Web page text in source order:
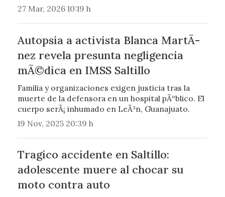
27 Mar, 2026 10:19 h
Autopsia a activista Blanca MartÃ­
nez revela presunta negligencia
mÃ©dica en IMSS Saltillo
Familia y organizaciones exigen justicia tras la
muerte de la defensora en un hospital pÃºblico. El
cuerpo serÃ¡ inhumado en LeÃ³n, Guanajuato.
19 Nov, 2025 20:39 h
Tragico accidente en Saltillo:
adolescente muere al chocar su
moto contra auto